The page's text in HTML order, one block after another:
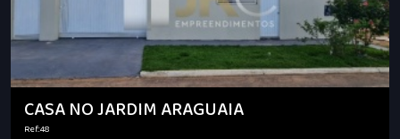
CASA NO JARDIM ARAGUAIA
Ref.:48